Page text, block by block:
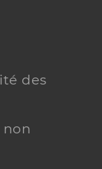
des
non